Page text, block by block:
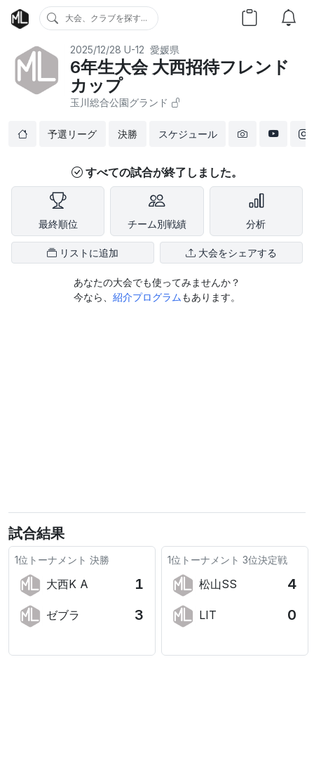
大会、クラブを探す...
2025/12/28 U-12 愛媛県
6年生大会 大西招待フレンド
カップ
玉川総合公園グランド
予選リーグ 決勝 スケジュール
すべての試合が終了しました。
最終順位 チーム別戦績 分析
リストに追加 大会をシェアする
あなたの大会でも使ってみませんか？
今なら、 紹介プログラム もあります。
試合結果
1位トーナメント 決勝
大西K A 1
ゼブラ 3
1位トーナメント 3位決定戦
松山SS 4
LIT 0